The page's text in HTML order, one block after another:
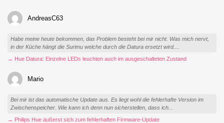
AndreasC63
Habe meine heute bekommen, das Problem besteht bei mir nicht. Was mich nervt,
in der Küche hängt die Surimu welche durch die Datura ersetzt wird....
→ Hue Datura: Einzelne LEDs leuchten auch im ausgeschalteten Zustand
Mario
Bei mir ist das automatische Update aus. Es liegt wohl die fehlerhafte Version im
Zwischenspeicher. Wie kann ich denn nun sicherstellen, dass ich...
→ Philips Hue äußerst sich zum fehlerhaften Firmware-Update